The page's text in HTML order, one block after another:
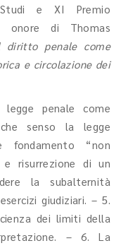
e XI Premio
onore di Thomas
diritto penale come
e circolazione dei
legge penale come
senso la legge
“non
risurrezione di un
la subalternità
giudiziari. – 5.
dei limiti della
– 6. La